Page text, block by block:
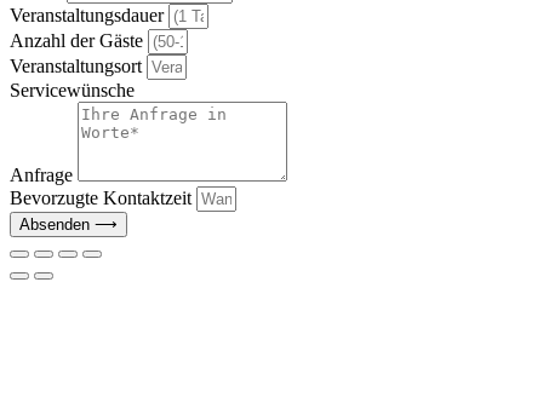
Veranstaltungsdauer
Anzahl der Gäste
Veranstaltungsort
Servicewünsche
Anfrage
Bevorzugte Kontaktzeit
Absenden ⟶